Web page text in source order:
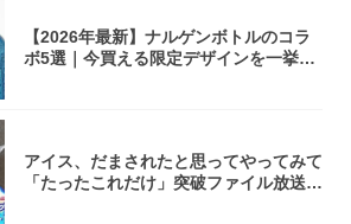
【2026年最新】ナルゲンボトルのコラ
ボ5選｜今買える限定デザインを一挙紹
アイス、だまされたと思ってやってみて
「たったこれだけ」突破ファイル放送で